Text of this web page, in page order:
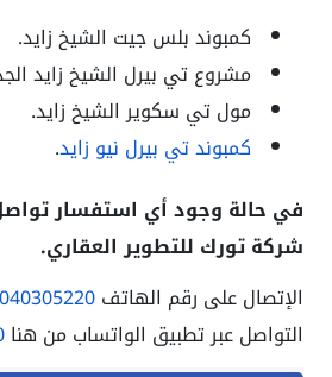
كمبوند بلس جيت الشيخ زايد.
مشروع تي بيرل الشيخ زايد
مول تي سكوير الشيخ زايد.
كمبوند تي بيرل نيو زايد.
في حالة وجود أي استفسار
شركة تورك للتطوير العقاري.
الإتصال على رقم الهاتف
التواصل عبر تطبيق الواتساب من هنا